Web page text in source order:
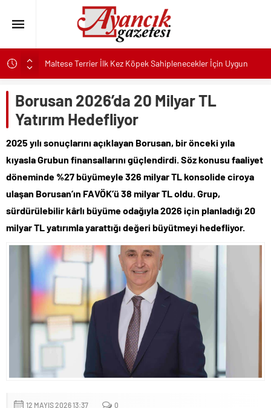
Maltese Terrier İlk Kez Köpek Sahiplenecekler İçin Uygun
Kapadokya Tatilinde Ne Giyilir?
Büyükakın’dan İzmit’in geleceğine yakın takip
Didim Belediyesi’nden Kent Genelinde Yol Bakım ve Onarım
Çalışması
Hastalıktan Ari İşletmelerde Yeni Model Ele Alındı
Kaykay Şampiyonasının Kalbi Osmangazi’de Attı
Didim Belediyesi Üretiyor, Didim Güzelleşiyor
Üsküdar’da Açık Hava Sinema Günleri Nostalji Dolu
Klasiklerle Devam Ediyor
Pnömatik Valf Sistemlerinde Verimli Kullanım İpuçları
Sinop’ta Denize Girilecek 3 Mükemmel Yer
Borusan 2026’da 20 Milyar TL
Yatırım Hedefliyor
2025 yılı sonuçlarını açıklayan Borusan, bir önceki yıla
kıyasla Grubun finansallarını güçlendirdi. Söz konusu faaliyet
döneminde %27 büyümeyle 326 milyar TL konsolide ciroya
ulaşan Borusan’ın FAVÖK’ü 38 milyar TL oldu. Grup,
sürdürülebilir kârlı büyüme odağıyla 2026 için planladığı 20
milyar TL yatırımla yarattığı değeri büyütmeyi hedefliyor.
12 MAYIS 2026 13:37 0